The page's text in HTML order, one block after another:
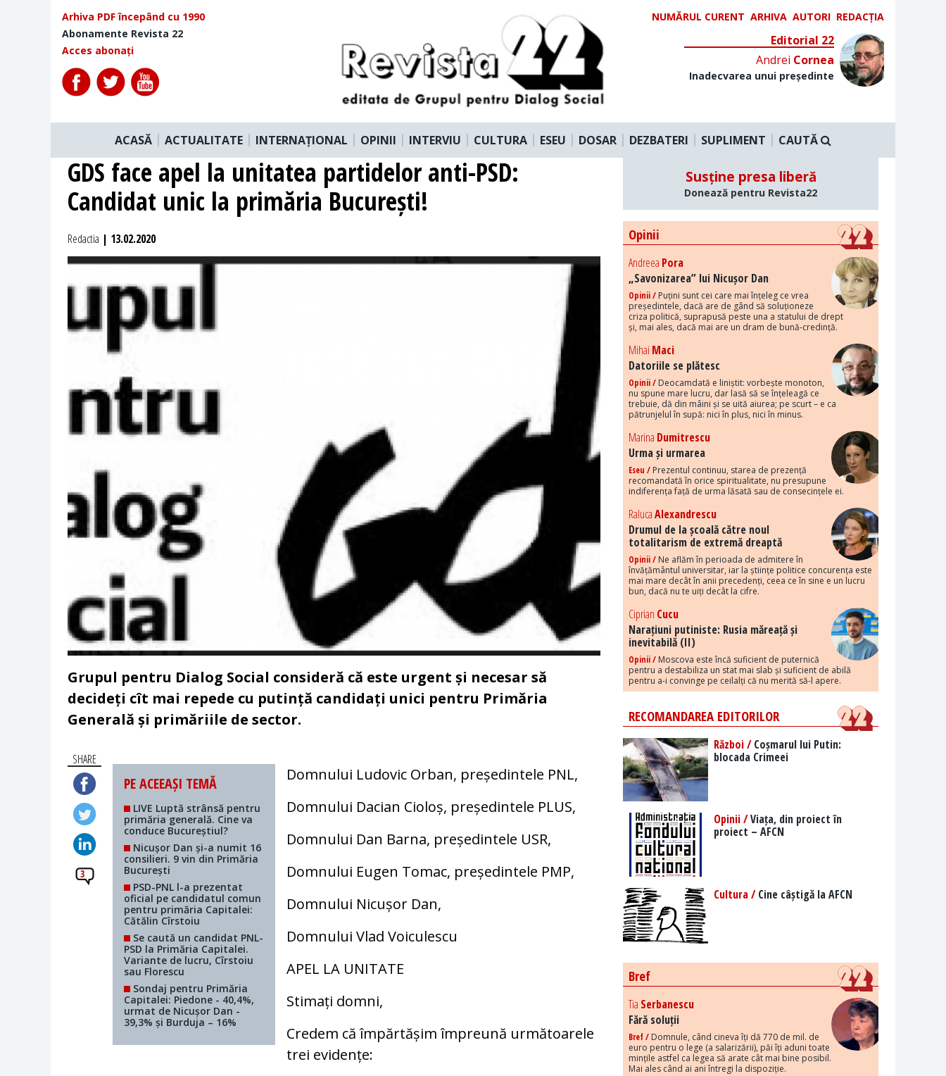
Arhiva PDF începând cu 1990
Abonamente Revista 22
Acces abonați
NUMĂRUL CURENT ARHIVA AUTORI REDACȚIA
Editorial 22
Andrei Cornea
Inadecvarea unui președinte
ACASĂ ACTUALITATE INTERNAȚIONAL OPINII INTERVIU CULTURA ESEU DOSAR DEZBATERI SUPLIMENT CAUTĂ
GDS face apel la unitatea partidelor anti-PSD:
Candidat unic la primăria București!
Redactia | 13.02.2020
Grupul pentru Dialog Social consideră că este urgent și necesar să
decideți cît mai repede cu putință candidați unici pentru Primăria
Generală și primăriile de sector.
SHARE
3
PE ACEEAȘI TEMĂ
LIVE Luptă strânsă pentru
primăria generală. Cine va
conduce Bucureștiul?
Nicușor Dan și-a numit 16
consilieri. 9 vin din Primăria
București
PSD-PNL l-a prezentat
oficial pe candidatul comun
pentru primăria Capitalei:
Cătălin Cîrstoiu
Se caută un candidat PNL-
PSD la Primăria Capitalei.
Variante de lucru, Cîrstoiu
sau Florescu
Sondaj pentru Primăria
Capitalei: Piedone - 40,4%,
urmat de Nicușor Dan -
39,3% și Burduja – 16%
Domnului Ludovic Orban, președintele PNL,
Domnului Dacian Cioloș, președintele PLUS,
Domnului Dan Barna, președintele USR,
Domnului Eugen Tomac, președintele PMP,
Domnului Nicușor Dan,
Domnului Vlad Voiculescu
APEL LA UNITATE
Stimați domni,
Credem că împărtășim împreună următoarele
trei evidențe:
Susține presa liberă
Donează pentru Revista22
Opinii
Andreea Pora
„Savonizarea” lui Nicușor Dan
Opinii / Puțini sunt cei care mai înțeleg ce vrea
președintele, dacă are de gând să soluționeze
criza politică, suprapusă peste una a statului de drept
și, mai ales, dacă mai are un dram de bună-credință.
Mihai Maci
Datoriile se plătesc
Opinii / Deocamdată e liniștit: vorbește monoton,
nu spune mare lucru, dar lasă să se înțeleagă ce
trebuie, dă din mâini și se uită aiurea; pe scurt – e ca
pătrunjelul în supă: nici în plus, nici în minus.
Marina Dumitrescu
Urma și urmarea
Eseu / Prezentul continuu, starea de prezență
recomandată în orice spiritualitate, nu presupune
indiferența față de urma lăsată sau de consecințele ei.
RalucaAlexandrescu
Drumul de la școală către noul
totalitarism de extremă dreaptă
Opinii / Ne aflăm în perioada de admitere în
învățământul universitar, iar la științe politice concurența este
mai mare decât în anii precedenți, ceea ce în sine e un lucru
bun, dacă nu te uiți decât la cifre.
Ciprian Cucu
Narațiuni putiniste: Rusia măreață și
inevitabilă (II)
Opinii / Moscova este încă suficient de puternică
pentru a destabiliza un stat mai slab și suficient de abilă
pentru a-i convinge pe ceilalți că nu merită să-l apere.
RECOMANDAREA EDITORILOR
Război /Coșmarul lui Putin:
blocada Crimeei
Opinii /Viața, din proiect în
proiect – AFCN
Cultura /Cine câștigă la AFCN
Bref
Tia Serbanescu
Fără soluții
Bref / Domnule, când cineva îți dă 770 de mil. de
euro pentru o lege (a salarizării), păi îți aduni toate
mințile astfel ca legea să arate cât mai bine posibil.
Mai ales când ai ani întregi la dispoziție.